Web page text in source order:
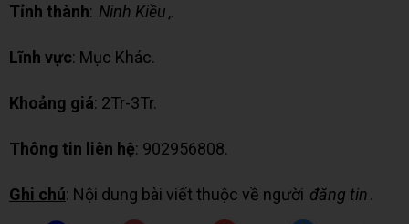
Tỉnh thành: Ninh Kiều,.
Lĩnh vực: Mục Khác.
Khoảng giá: 2Tr-3Tr.
Thông tin liên hệ: 902956808.
Ghi chú: Nội dung bài viết thuộc về người đăng tin.